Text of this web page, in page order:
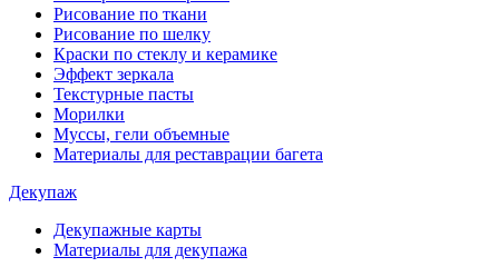
Рисование по ткани
Рисование по шелку
Краски по стеклу и керамике
Эффект зеркала
Текстурные пасты
Морилки
Муссы, гели объемные
Материалы для реставрации багета
Декупаж
Декупажные карты
Материалы для декупажа